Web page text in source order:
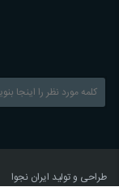
طراحی و تولید ایران نجوا